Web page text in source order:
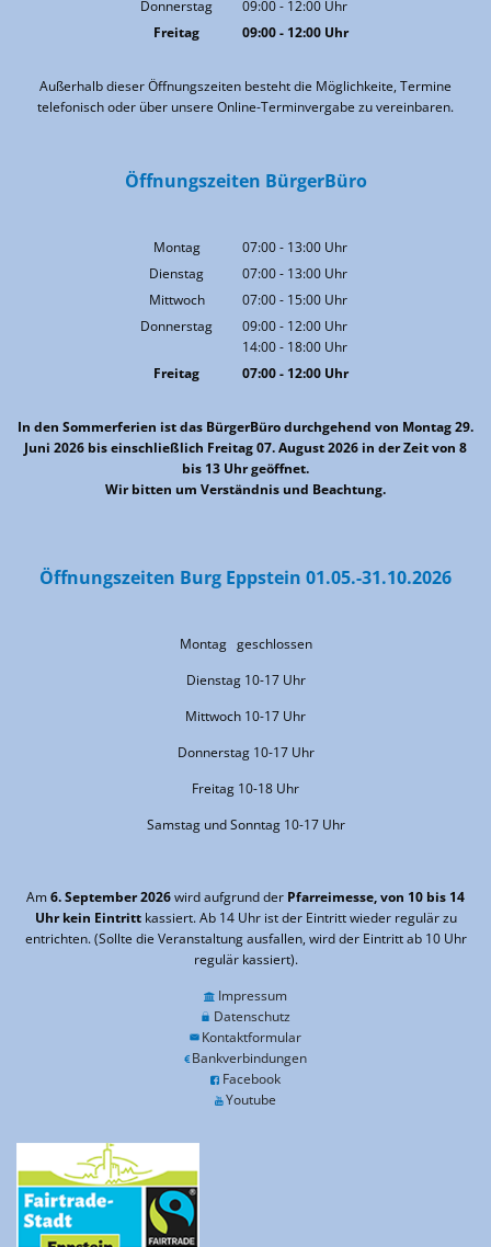
Donnerstag 09:00- 12:00 Uhr
Von 09:00 bis 12:00 Uhr
Freitag 09:00- 12:00Uhr
Außerhalb dieser Öffnungszeiten besteht die Möglichkeite, Termine
telefonisch oder über unsere Online-Terminvergabe zu vereinbaren.
Öffnungszeiten BürgerBüro
Montag 07:00- 13:00 Uhr
Von 07:00 bis 13:00 Uhr
Dienstag 07:00- 13:00 Uhr
Von 07:00 bis 13:00 Uhr
Mittwoch 07:00- 15:00 Uhr
Von 07:00 bis 15:00 Uhr
Donnerstag 09:00- 12:00 Uhr
Von 09:00 bis 12:00 Uhr
14:00- 18:00 Uhr
Von 14:00 bis 18:00 Uhr
Freitag 07:00- 12:00Uhr
In den Sommerferien ist das BürgerBüro durchgehend von Montag 29.
Juni 2026 bis einschließlich Freitag 07. August 2026 in der Zeit von 8
bis 13 Uhr geöffnet.
Wir bitten um Verständnis und Beachtung.
Öffnungszeiten Burg Eppstein 01.05.-31.10.2026
Montag geschlossen
Dienstag 10-17 Uhr
Mittwoch 10-17 Uhr
Donnerstag 10-17 Uhr
Freitag 10-18 Uhr
Samstag und Sonntag 10-17 Uhr
Am6. September 2026wird aufgrund der Pfarreimesse, von 10 bis 14
Uhr kein Eintrittkassiert. Ab 14 Uhr ist der Eintritt wieder regulär zu
entrichten. (Sollte die Veranstaltung ausfallen, wird der Eintritt ab 10 Uhr
regulär kassiert).
Impressum
Datenschutz
Kontaktformular
Bankverbindungen
Facebook
Youtube